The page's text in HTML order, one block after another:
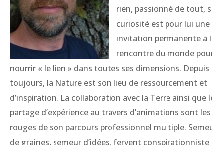
rien, passionné de tout, sa
curiosité est pour lui une
invitation permanente à la
rencontre du monde pour
nourrir « le lien » dans toutes ses dimensions. Depuis
toujours, la Nature est son lieu de ressourcement et
d’inspiration. La collaboration avec la Terre ainsi que le
partage d’expérience au travers d’animations sont les
rouges de son parcours professionnel multiple. Semeur
de graines, semeur d’idées, fervent conspirationniste de